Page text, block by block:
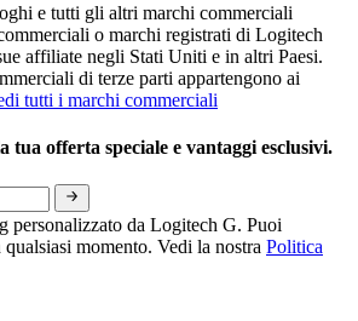
e tutti gli altri marchi commerciali
o marchi registrati di Logitech
affiliate negli Stati Uniti e in altri Paesi.
di terze parti appartengono ai
tutti i marchi commerciali
tua offerta speciale e vantaggi esclusivi.
personalizzato da Logitech G. Puoi
momento. Vedi la nostra Politica